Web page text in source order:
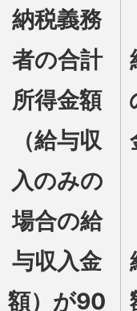
納税義務
者の合計
所得金額
（給与収
入のみの
場合の給
与収入金
額）が90